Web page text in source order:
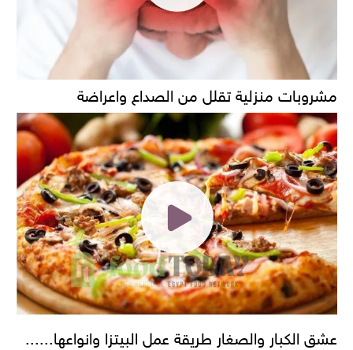
مشروبات منزلية تقلل من الصداع واعراضة
عشق الكبار والصغار طريقة عمل البيتزا وانواعها......